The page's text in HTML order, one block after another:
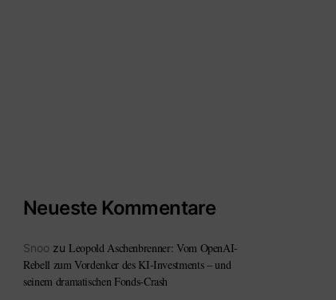
Neueste Kommentare
Snoo zu Leopold Aschenbrenner: Vom OpenAI-
Rebell zum Vordenker des KI-Investments – und
seinem dramatischen Fonds-Crash